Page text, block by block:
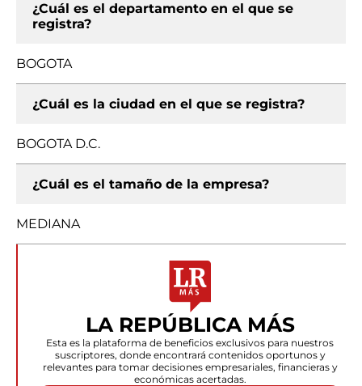
¿Cuál es el departamento en el que se
registra?
BOGOTA
¿Cuál es la ciudad en el que se registra?
BOGOTA D.C.
¿Cuál es el tamaño de la empresa?
MEDIANA
LA REPÚBLICA MÁS
Esta es la plataforma de beneficios exclusivos para nuestros
suscriptores, donde encontrará contenidos oportunos y
relevantes para tomar decisiones empresariales, financieras y
económicas acertadas.